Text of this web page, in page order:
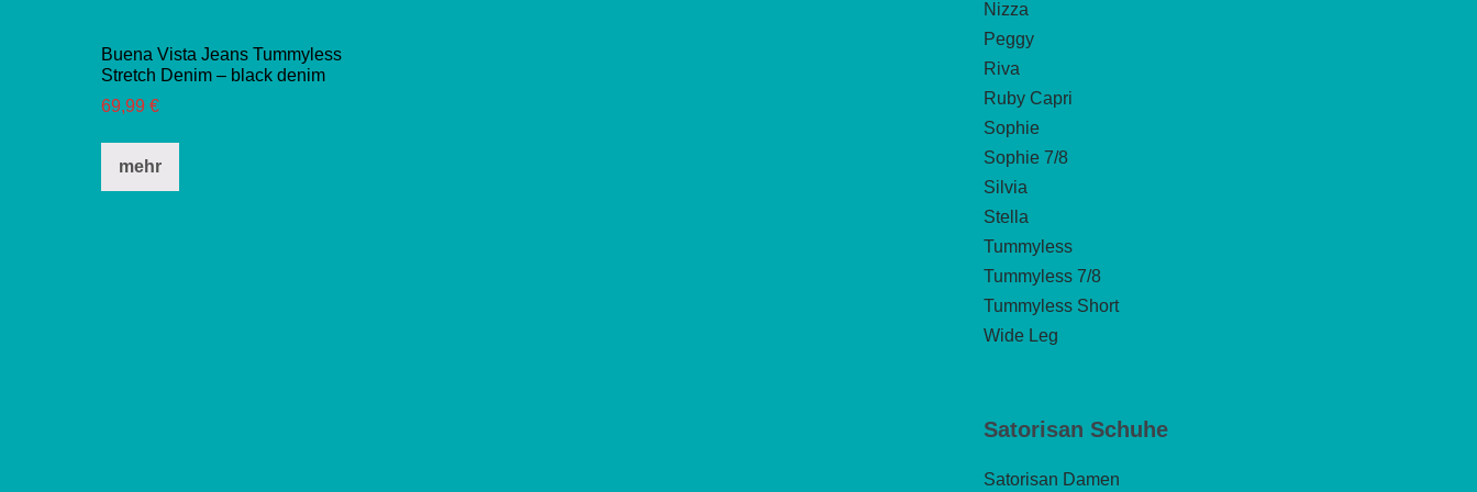
Buena Vista Jeans Tummyless
Stretch Denim – black denim
69,99 €
mehr
Dieses
Nizza
Peggy
Riva
Ruby Capri
Sophie
Sophie 7/8
Silvia
Stella
Tummyless
Tummyless 7/8
Tummyless Short
Wide Leg
Satorisan Schuhe
Satorisan Damen